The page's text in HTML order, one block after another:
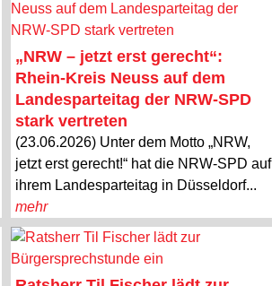
„NRW – jetzt erst gerecht“:
Rhein-Kreis Neuss auf dem
Landesparteitag der NRW-SPD
stark vertreten
(23.06.2026) Unter dem Motto „NRW,
jetzt erst gerecht!“ hat die NRW-SPD auf
ihrem Landesparteitag in Düsseldorf...
mehr